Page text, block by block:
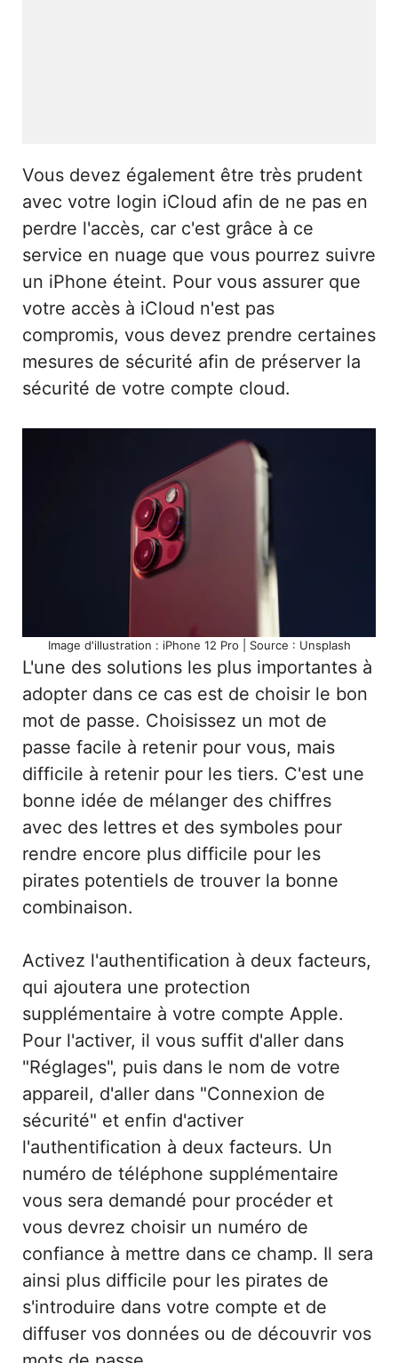
Vous devez également être très prudent
avec votre login iCloud afin de ne pas en
perdre l'accès, car c'est grâce à ce
service en nuage que vous pourrez suivre
un iPhone éteint. Pour vous assurer que
votre accès à iCloud n'est pas
compromis, vous devez prendre certaines
mesures de sécurité afin de préserver la
sécurité de votre compte cloud.
Image d'illustration : iPhone 12 Pro | Source : Unsplash
L'une des solutions les plus importantes à
adopter dans ce cas est de choisir le bon
mot de passe. Choisissez un mot de
passe facile à retenir pour vous, mais
difficile à retenir pour les tiers. C'est une
bonne idée de mélanger des chiffres
avec des lettres et des symboles pour
rendre encore plus difficile pour les
pirates potentiels de trouver la bonne
combinaison.
Activez l'authentification à deux facteurs,
qui ajoutera une protection
supplémentaire à votre compte Apple.
Pour l'activer, il vous suffit d'aller dans
"Réglages", puis dans le nom de votre
appareil, d'aller dans "Connexion de
sécurité" et enfin d'activer
l'authentification à deux facteurs. Un
numéro de téléphone supplémentaire
vous sera demandé pour procéder et
vous devrez choisir un numéro de
confiance à mettre dans ce champ. Il sera
ainsi plus difficile pour les pirates de
s'introduire dans votre compte et de
diffuser vos données ou de découvrir vos